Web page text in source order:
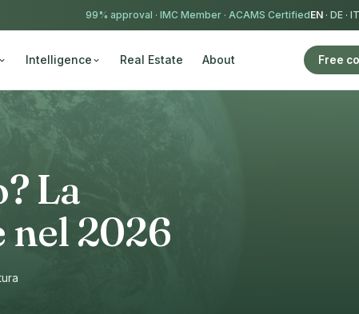
99% approval · IMC Member · ACAMS CertifiedEN · DE · IT
Intelligence Real Estate About Free
La
nel 2026